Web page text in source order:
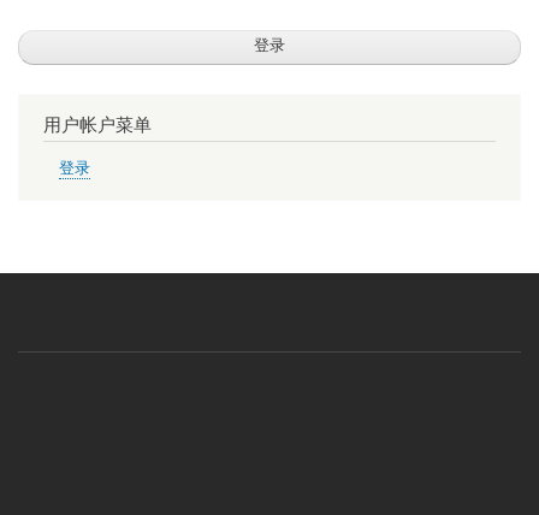
用户帐户菜单
登录